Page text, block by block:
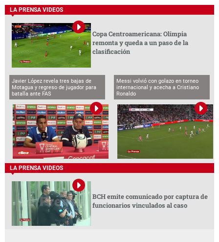
LA PRENSA VIDEOS
Copa Centroamericana: Olimpia
remonta y queda a un paso de la
clasificación
Javier López revela tres bajas de
Motagua y regreso de jugador para
batalla ante FAS
Messi volvió con golazo en torneo
internacional y acecha a Cristiano
Ronaldo
LA PRENSA VIDEOS
BCH emite comunicado por captura de
funcionarios vinculados al caso